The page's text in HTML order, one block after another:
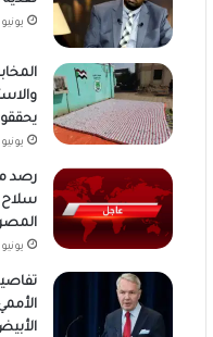
يونيو 20,
يونيو 20,
رصد
سلاح
يونيو 20,